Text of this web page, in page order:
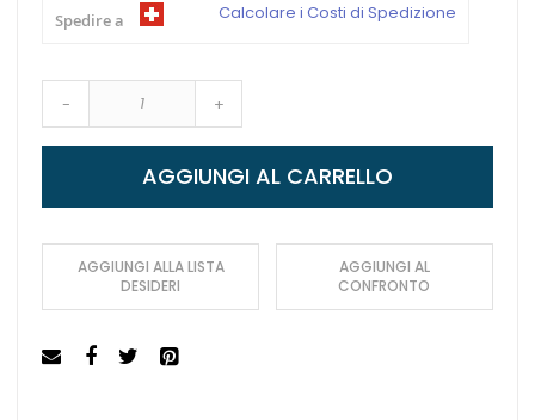
Spedire a Calcolare i Costi di Spedizione
- +
AGGIUNGI AL CARRELLO
AGGIUNGI ALLA LISTA
DESIDERI
AGGIUNGI AL
CONFRONTO